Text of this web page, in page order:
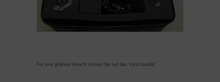
Für eine größere Ansicht klicken Sie auf das Vorschaubild